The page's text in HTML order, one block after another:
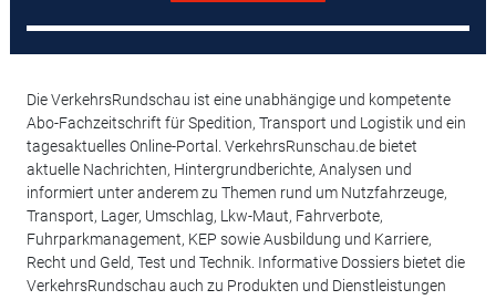
Die VerkehrsRundschau ist eine unabhängige und kompetente
Abo-Fachzeitschrift für Spedition, Transport und Logistik und ein
tagesaktuelles Online-Portal. VerkehrsRunschau.de bietet
aktuelle Nachrichten, Hintergrundberichte, Analysen und
informiert unter anderem zu Themen rund um Nutzfahrzeuge,
Transport, Lager, Umschlag, Lkw-Maut, Fahrverbote,
Fuhrparkmanagement, KEP sowie Ausbildung und Karriere,
Recht und Geld, Test und Technik. Informative Dossiers bietet die
VerkehrsRundschau auch zu Produkten und Dienstleistungen